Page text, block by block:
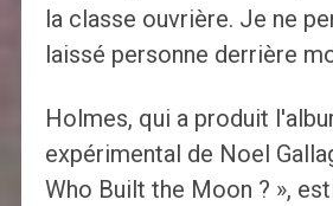
la classe ouvrière. Je ne
laissé personne derrière
Holmes, qui a produit
expérimental de Noel
Who Built the Moon ? »,